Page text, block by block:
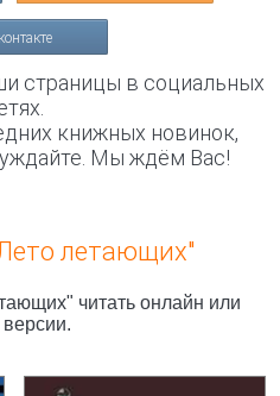
страницы в социальных
книжных новинок,
Мы ждём Вас!
летающих"
читать онлайн или